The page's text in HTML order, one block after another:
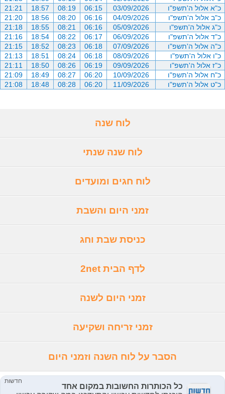
כ"א אלול ה'תשפ"ו
03/09/2026
06:15
08:19
18:57
21:21
כ"ב אלול ה'תשפ"ו
04/09/2026
06:16
08:20
18:56
21:20
כ"ג אלול ה'תשפ"ו
05/09/2026
06:16
08:21
18:55
21:18
כ"ד אלול ה'תשפ"ו
06/09/2026
06:17
08:22
18:54
21:16
כ"ה אלול ה'תשפ"ו
07/09/2026
06:18
08:23
18:52
21:15
כ"ו אלול ה'תשפ"ו
08/09/2026
06:18
08:24
18:51
21:13
כ"ז אלול ה'תשפ"ו
09/09/2026
06:19
08:26
18:50
21:11
כ"ח אלול ה'תשפ"ו
10/09/2026
06:20
08:27
18:49
21:09
כ"ט אלול ה'תשפ"ו
11/09/2026
06:20
08:28
18:48
21:08
לוח שנה
לוח שנה שנתי
לוח חגים ומועדים
זמני היום והשבת
כניסת שבת וחג
לדף הבית 2net
זמני היום לשנה
זמני זריחה ושקיעה
הסבר על לוח השנה וזמני היום